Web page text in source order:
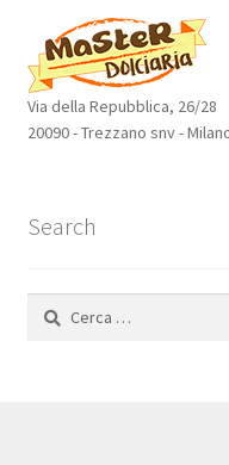
Via della Repubblica, 26/28
20090 - Trezzano snv -
Search
Ricerca